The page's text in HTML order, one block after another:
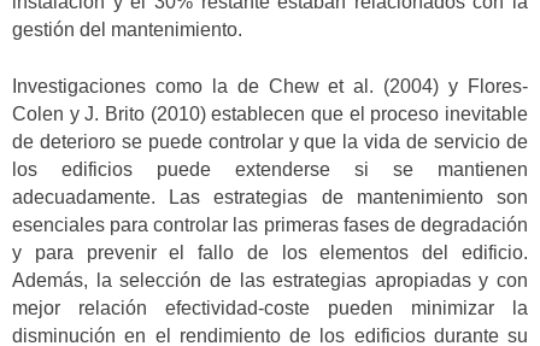
gestión del mantenimiento.
Investigaciones como la de Chew et al. (2004) y Flores-
Colen y J. Brito (2010) establecen que el proceso inevitable
de deterioro se puede controlar y que la vida de servicio de
los edificios puede extenderse si se mantienen
adecuadamente. Las estrategias de mantenimiento son
esenciales para controlar las primeras fases de degradación
y para prevenir el fallo de los elementos del edificio.
Además, la selección de las estrategias apropiadas y con
mejor relación efectividad-coste pueden minimizar la
disminución en el rendimiento de los edificios durante su